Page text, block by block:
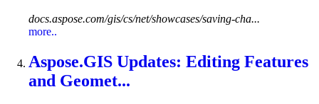
docs.aspose.com/gis/cs/net/showcases/saving-cha...
more..
Aspose.GIS Updates: Editing Features
and Geomet...